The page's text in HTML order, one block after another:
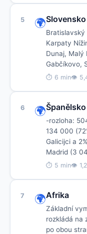
5 🌍
Bratislavský
Karpaty
Dunaj, Malý
Gabčíkovo,
⏱ 6 min👁
6 🌍Španělsko
-rozloha:
134 000
Galicijci a
Madrid (3
⏱ 5 min👁
7 🌍Afrika
Základní
rozkládá na
po obou